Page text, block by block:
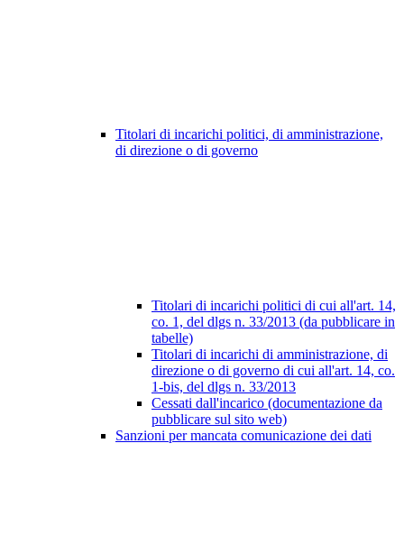
Titolari di incarichi politici, di amministrazione,
di direzione o di governo
Titolari di incarichi politici di cui all'art. 14,
co. 1, del dlgs n. 33/2013 (da pubblicare in
tabelle)
Titolari di incarichi di amministrazione, di
direzione o di governo di cui all'art. 14, co.
1-bis, del dlgs n. 33/2013
Cessati dall'incarico (documentazione da
pubblicare sul sito web)
Sanzioni per mancata comunicazione dei dati